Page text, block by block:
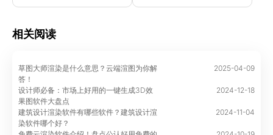
巧
相关阅读
草图大师渲染是什么意思？云端渲图为你解
答！
2025-04-09
设计师必备：市场上好用的一键生成3D效
果图软件大盘点
2024-12-18
建筑设计渲染软件有哪些软件？建筑设计渲
染软件哪个好？
2024-11-04